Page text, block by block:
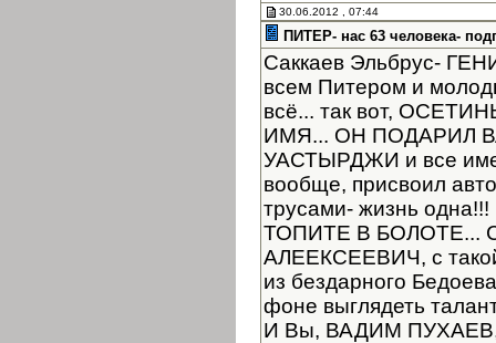
30.06.2012 , 07:44
ПИТЕР- нас 63 человека-
Саккаев Эльбрус-
всем Питером и
всё... так вот,
ИМЯ... ОН ПОДАРИЛ
УАСТЫРДЖИ и все
вообще, присвоил
трусами- жизнь
ТОПИТЕ В БОЛОТЕ...
АЛЕЕКСЕЕВИЧ, с такой
из бездарного
фоне выглядеть
И Вы, ВАДИМ ПУХАЕВ,